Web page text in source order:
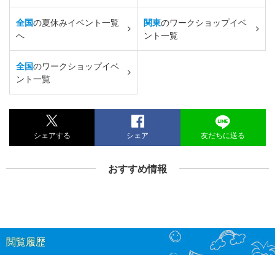
全国の夏休みイベント一覧
へ
関東のワークショップイベ
ント一覧
全国のワークショップイベ
ント一覧
シェアする シェア 友だちに送る
おすすめ情報
閲覧履歴